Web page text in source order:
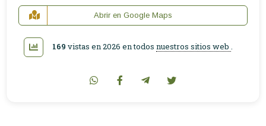
Abrir en Google Maps
169 vistas en 2026 en todos nuestros sitios web .